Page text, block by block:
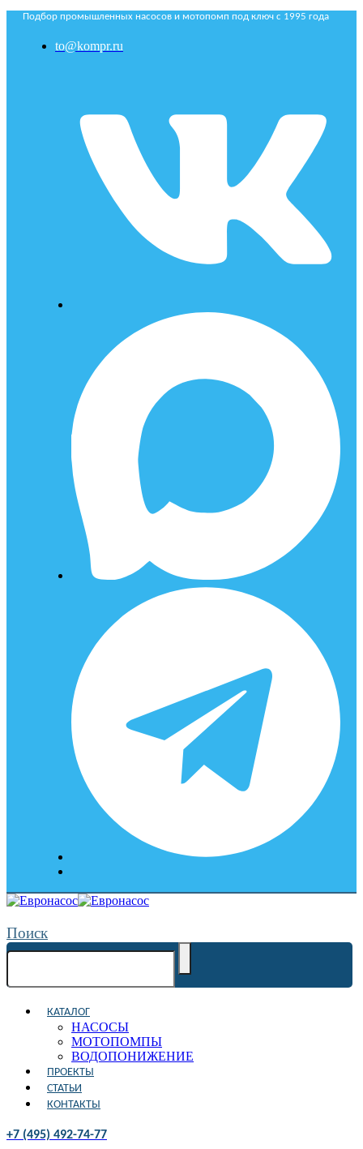
Подбор промышленных насосов и мотопомп под ключ с 1995 года
to@kompr.ru
Поиск
КАТАЛОГ
НАСОСЫ
МОТОПОМПЫ
ВОДОПОНИЖЕНИЕ
ПРОЕКТЫ
СТАТЬИ
КОНТАКТЫ
+7 (495) 492-74-77